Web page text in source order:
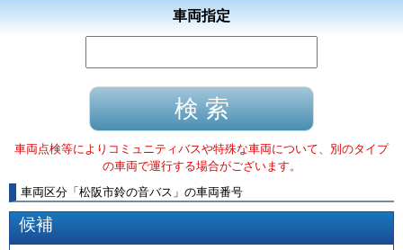
車両指定
車両点検等によりコミュニティバスや特殊な車両について、別のタイプ
の車両で運行する場合がございます。
車両区分 「 松阪市鈴の音バス 」 の車両番号
候補